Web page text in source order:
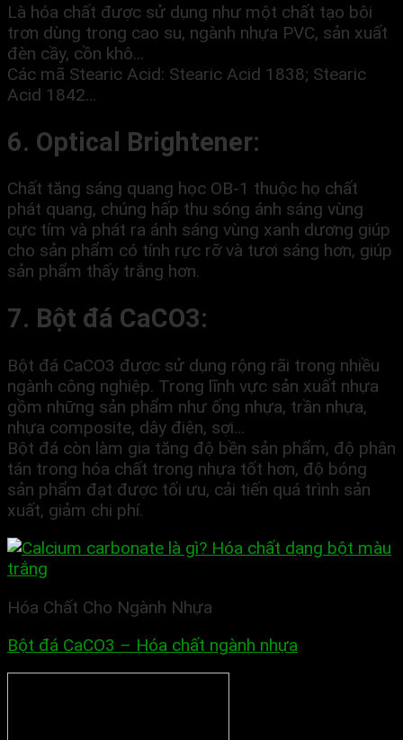
Là hóa chất được sử dụng như một chất tạo bôi
trơn dùng trong cao su, ngành nhựa PVC, sản xuất
đèn cầy, cồn khô…
Các mã Stearic Acid: Stearic Acid 1838; Stearic
Acid 1842…
6. Optical Brightener:
Chất tăng sáng quang học OB-1 thuộc họ chất
phát quang, chúng hấp thu sóng ánh sáng vùng
cực tím và phát ra ánh sáng vùng xanh dương giúp
cho sản phẩm có tính rực rỡ và tươi sáng hơn, giúp
sản phẩm thấy trắng hơn.
7. Bột đá CaCO3:
Bột đá CaCO3 được sử dụng rộng rãi trong nhiều
ngành công nghiệp. Trong lĩnh vực sản xuất nhựa
gồm những sản phẩm như ống nhựa, trần nhựa,
nhựa composite, dây điện, sợi…
Bột đá còn làm gia tăng độ bền sản phẩm, độ phân
tán trong hóa chất trong nhựa tốt hơn, độ bóng
sản phẩm đạt được tối ưu, cải tiến quá trình sản
xuất, giảm chi phí.
Hóa Chất Cho Ngành Nhựa
Bột đá CaCO3 – Hóa chất ngành nhựa